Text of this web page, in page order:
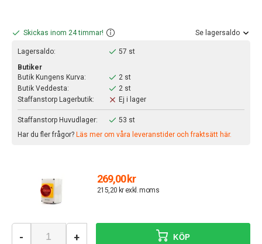
Skickas inom 24 timmar! Se lagersaldo
Lagersaldo:
57 st
Butiker
Butik Kungens Kurva:
2 st
Butik Veddesta:
2 st
Staffanstorp Lagerbutik:
Ej i lager
Staffanstorp Huvudlager:
53 st
Har du fler frågor? Läs mer om våra leveranstider och fraktsätt här.
269,00 kr
215,20 kr exkl. moms
- + KÖP